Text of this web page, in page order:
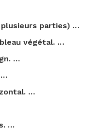
parties) …
végétal. …
…
…
…
…